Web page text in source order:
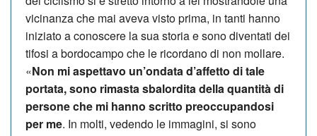
vicinanza che mai aveva visto prima, in tanti hanno
iniziato a conoscere la sua storia e sono diventati dei
tifosi a bordocampo che le ricordano di non mollare.
«Non mi aspettavo un’ondata d’affetto di tale
portata, sono rimasta sbalordita della quantità di
persone che mi hanno scritto preoccupandosi
per me. In molti, vedendo le immagini, si sono